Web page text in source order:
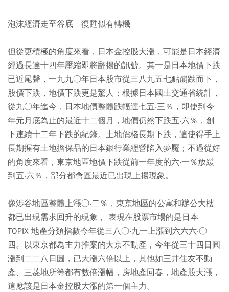
泡沫經濟走至谷底 復甦似有轉機
但從更積極的角度來看，日本金控股大漲，可能是日本經濟
經過長達十四年壓縮即將翻揚的訊號。其一是日本地價下跌
已近尾聲，一九九○年日本股市從三八九五七點崩跌而下，
股價下跌，地價下跌更是驚人；根據日本國土交通省統計，
從九○年迄今，日本地價整體跌幅達七五‧三％，即使到今
年元月底為止的最近十二個月，地價仍然下跌五‧六％，創
下連續十二年下跌的紀錄。土地價格長期下跌，這使得手上
長期握有土地擔保品的日本銀行業經營陷入夢魘；不過從好
的角度來看，東京地區地價下跌從前一年度的六‧一％放緩
到五‧六％，部分都會區最近已出現上揚現象。
像涉谷地區整體上漲○‧二％，東京地區的公寓和辦公大樓
都已出現需求回升的現象， 表現在股票市場的是日本
TOPIX 地產分類指數今年從三八○‧九一上漲到六六六‧○
四。以東京都為主力推案的大京不動產，今年從三十四日圓
漲到二二八日圓，已大漲六倍以上，其他如三井住友不動
產、三菱地所等都有數倍漲幅，房地產回春，地產股大漲，
這應該是日本金控股大漲的第一個主力。